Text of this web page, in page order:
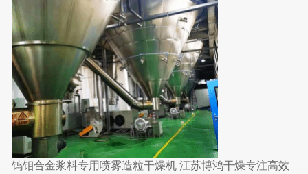
钨钼合金浆料专用喷雾造粒干燥机 江苏博鸿干燥专注高效